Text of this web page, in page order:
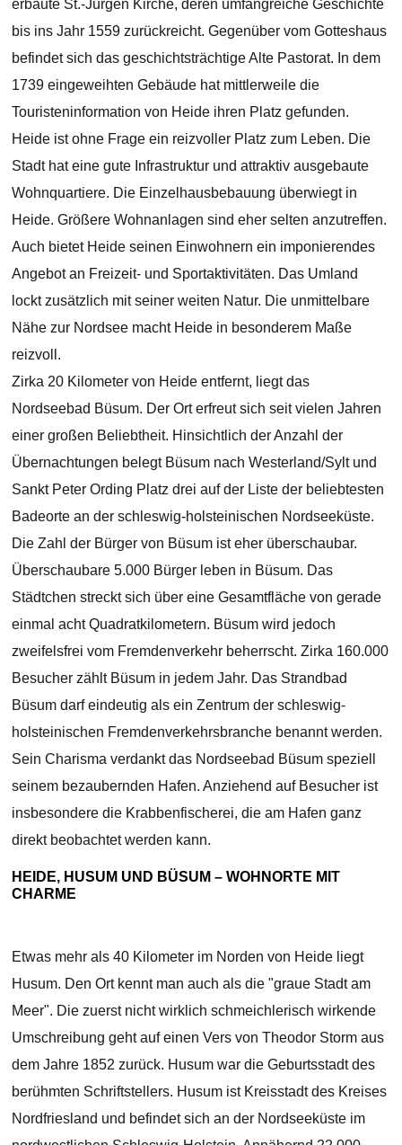
erbaute St.-Jürgen Kirche, deren umfangreiche Geschichte
bis ins Jahr 1559 zurückreicht. Gegenüber vom Gotteshaus
befindet sich das geschichtsträchtige Alte Pastorat. In dem
1739 eingeweihten Gebäude hat mittlerweile die
Touristeninformation von Heide ihren Platz gefunden.
Heide ist ohne Frage ein reizvoller Platz zum Leben. Die
Stadt hat eine gute Infrastruktur und attraktiv ausgebaute
Wohnquartiere. Die Einzelhausbebauung überwiegt in
Heide. Größere Wohnanlagen sind eher selten anzutreffen.
Auch bietet Heide seinen Einwohnern ein imponierendes
Angebot an Freizeit- und Sportaktivitäten. Das Umland
lockt zusätzlich mit seiner weiten Natur. Die unmittelbare
Nähe zur Nordsee macht Heide in besonderem Maße
reizvoll.
Zirka 20 Kilometer von Heide entfernt, liegt das
Nordseebad Büsum. Der Ort erfreut sich seit vielen Jahren
einer großen Beliebtheit. Hinsichtlich der Anzahl der
Übernachtungen belegt Büsum nach Westerland/Sylt und
Sankt Peter Ording Platz drei auf der Liste der beliebtesten
Badeorte an der schleswig-holsteinischen Nordseeküste.
Die Zahl der Bürger von Büsum ist eher überschaubar.
Überschaubare 5.000 Bürger leben in Büsum. Das
Städtchen streckt sich über eine Gesamtfläche von gerade
einmal acht Quadratkilometern. Büsum wird jedoch
zweifelsfrei vom Fremdenverkehr beherrscht. Zirka 160.000
Besucher zählt Büsum in jedem Jahr. Das Strandbad
Büsum darf eindeutig als ein Zentrum der schleswig-
holsteinischen Fremdenverkehrsbranche benannt werden.
Sein Charisma verdankt das Nordseebad Büsum speziell
seinem bezaubernden Hafen. Anziehend auf Besucher ist
insbesondere die Krabbenfischerei, die am Hafen ganz
direkt beobachtet werden kann.
HEIDE, HUSUM UND BÜSUM – WOHNORTE MIT
CHARME
Etwas mehr als 40 Kilometer im Norden von Heide liegt
Husum. Den Ort kennt man auch als die "graue Stadt am
Meer". Die zuerst nicht wirklich schmeichlerisch wirkende
Umschreibung geht auf einen Vers von Theodor Storm aus
dem Jahre 1852 zurück. Husum war die Geburtsstadt des
berühmten Schriftstellers. Husum ist Kreisstadt des Kreises
Nordfriesland und befindet sich an der Nordseeküste im